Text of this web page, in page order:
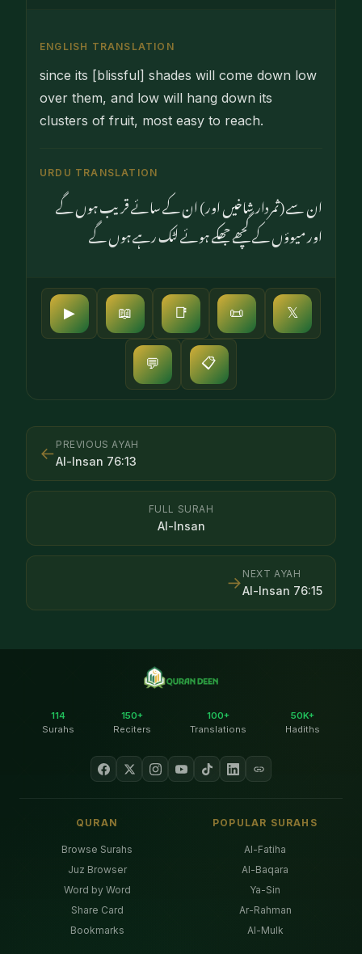
ENGLISH TRANSLATION
since its [blissful] shades will come down low
over them, and low will hang down its
clusters of fruit, most easy to reach.
URDU TRANSLATION
ان سے (ثمردار شاخیں اور) ان کے سائے قریب ہوں گے
اور میوؤں کے گچھے جھکے ہوئے لٹک رہے ہوں گے
▶ 📖 📑 📜 𝕏
💬 📋
← PREVIOUS AYAH
Al-Insan 76:13
FULL SURAH
Al-Insan
NEXT AYAH
Al-Insan 76:15
→
114
Surahs
150+
Reciters
100+
Translations
50K+
Hadiths
QURAN
Browse Surahs
Juz Browser
Word by Word
Share Card
Bookmarks
POPULAR SURAHS
Al-Fatiha
Al-Baqara
Ya-Sin
Ar-Rahman
Al-Mulk